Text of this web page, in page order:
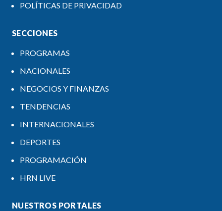
POLÍTICAS DE PRIVACIDAD
SECCIONES
PROGRAMAS
NACIONALES
NEGOCIOS Y FINANZAS
TENDENCIAS
INTERNACIONALES
DEPORTES
PROGRAMACIÓN
HRN LIVE
NUESTROS PORTALES